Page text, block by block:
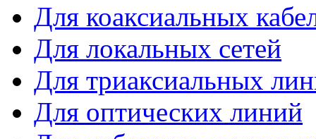
Для коаксиальных
Для локальных сетей
Для триаксиальных
Для оптических линий